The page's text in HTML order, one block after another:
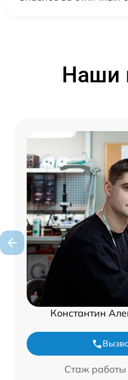
Наши
Константин
Стаж работы